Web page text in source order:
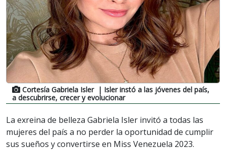
Cortesía Gabriela Isler | Isler instó a las jóvenes del país,
a descubrirse, crecer y evolucionar
La exreina de belleza Gabriela Isler invitó a todas las
mujeres del país a no perder la oportunidad de cumplir
sus sueños y convertirse en Miss Venezuela 2023.